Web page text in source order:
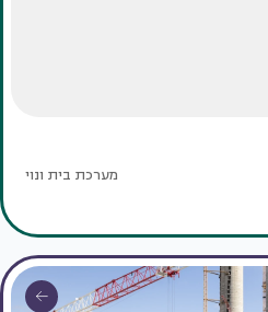
מערכת בית ונוי